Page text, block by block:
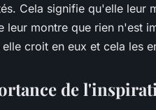
Cela signifie qu'elle leur
leur montre que rien n'est
croit en eux et cela les
de